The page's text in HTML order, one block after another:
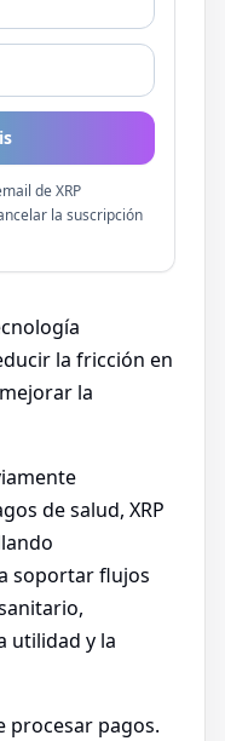
de XRP
la suscripción
la fricción en
la
de salud, XRP
soportar flujos
utilidad y la
procesar pagos.